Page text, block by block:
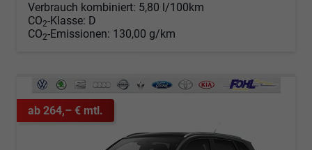
Verbrauch kombiniert: 5,80 l/100km
CO2-Klasse: D
CO2-Emissionen: 130,00 g/km
ab 264,– € mtl.